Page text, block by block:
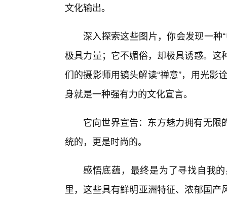
文化输出。
深入探索这些图片，你会发现一种
极具力量；它不媚俗，却极具诱惑。
们的摄影师用镜头解读“禅意”，用光影
身就是一种强有力的文化宣言。
它向世界宣告：东方魅力拥有无
统的，更是时尚的。
感悟底蕴，最终是为了寻找自我
里，这些具有鲜明亚洲特征、浓郁国